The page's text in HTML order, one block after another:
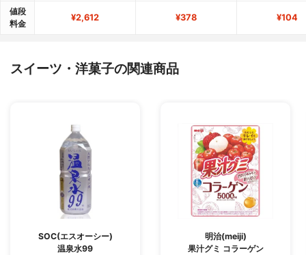
値段
料金
¥2,612 ¥378 ¥104
スイーツ・洋菓子の関連商品
SOC(エスオーシー)
温泉水99
明治(meiji)
果汁グミ コラーゲン